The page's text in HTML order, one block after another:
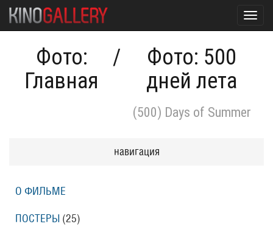
Фото:
Главная
/
Фото: 500
дней лета
(500) Days of Summer
навигация
О ФИЛЬМЕ
ПОСТЕРЫ (25)